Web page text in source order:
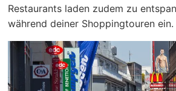
Restaurants laden zudem zu
während deiner Shoppingtouren ein.